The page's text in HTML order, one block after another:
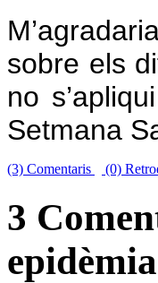
sobre els
no
Setmana
(3) Comentaris (0)
3